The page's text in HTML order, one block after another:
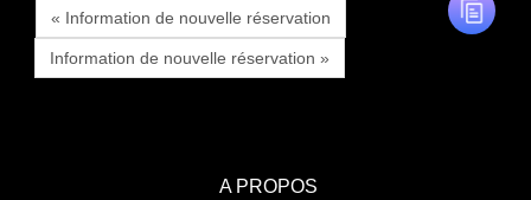
« Information de nouvelle réservation
Information de nouvelle réservation »
A PROPOS